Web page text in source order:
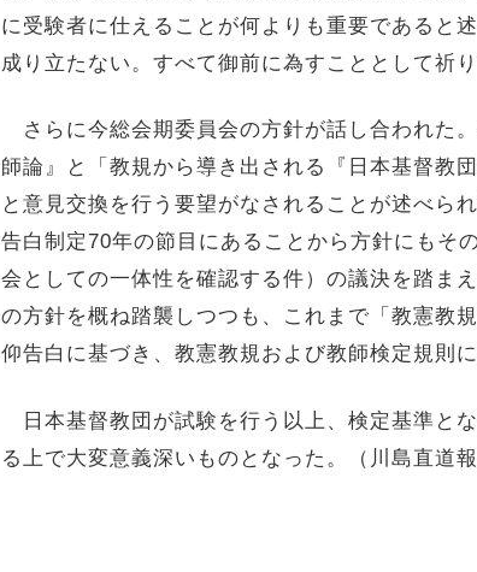
に受験者に仕えることが何よりも重要であると
成り立たない。すべて御前に為すこととして祈
さらに今総会期委員会の方針が話し合われた
師論』と「教規から導き出される『日本基督教
と意見交換を行う要望がなされることが述べら
告白制定70年の節目にあることから方針にもそ
会としての一体性を確認する件）の議決を踏ま
の方針を概ね踏襲しつつも、これまで「教憲教
仰告白に基づき、教憲教規および教師検定規則
日本基督教団が試験を行う以上、検定基準と
る上で大変意義深いものとなった。（川島直道報